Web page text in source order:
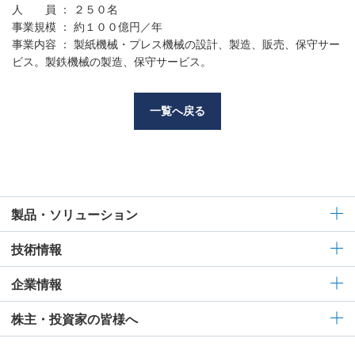
人 員 ： ２５０名
事業規模 ： 約１００億円／年
事業内容 ： 製紙機械・プレス機械の設計、製造、販売、保守サー
ビス。製鉄機械の製造、保守サービス。
一覧へ戻る
製品・ソリューション
技術情報
企業情報
株主・投資家の皆様へ